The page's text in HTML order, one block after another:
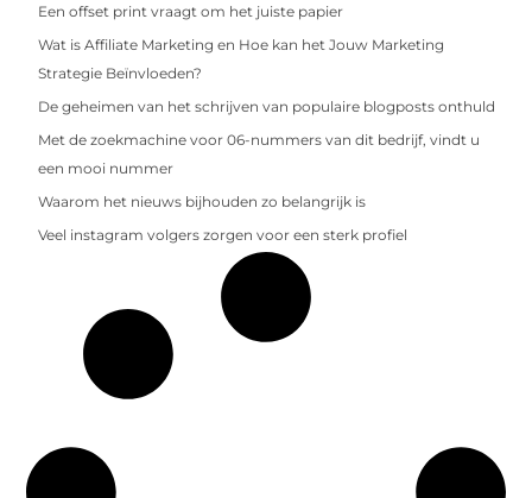
Een offset print vraagt om het juiste papier
Wat is Affiliate Marketing en Hoe kan het Jouw Marketing
Strategie Beïnvloeden?
De geheimen van het schrijven van populaire blogposts onthuld
Met de zoekmachine voor 06-nummers van dit bedrijf, vindt u
een mooi nummer
Waarom het nieuws bijhouden zo belangrijk is
Veel instagram volgers zorgen voor een sterk profiel